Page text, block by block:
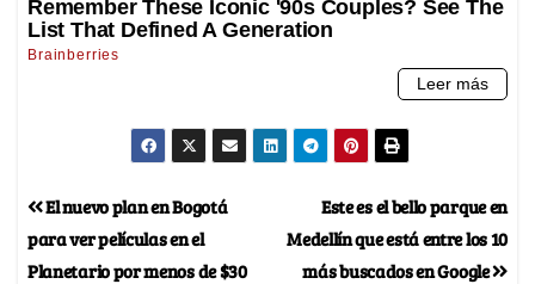
Este es el bello parque en
Medellín que está entre los 10
más buscados en Google
El nuevo plan en Bogotá
para ver películas en el
Planetario por menos de $30